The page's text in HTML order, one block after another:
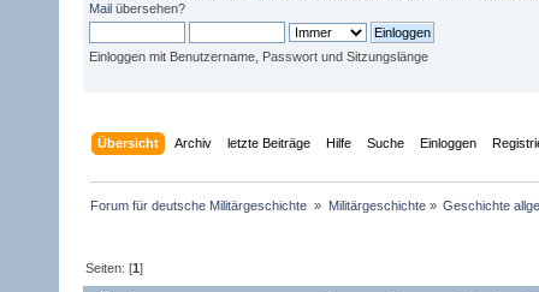
Mail übersehen?
Einloggen mit Benutzername, Passwort und Sitzungslänge
Übersicht Archiv letzte Beiträge Hilfe Suche Einloggen
Forum für deutsche Militärgeschichte » Militärgeschichte» Geschichte
Seiten: [1]